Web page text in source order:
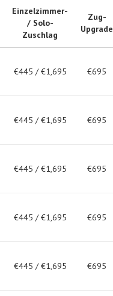
Einzelzimmer-
/ Solo-
Zuschlag
Zug-
Upgrade
€445 / €1,695 €695
€445 / €1,695 €695
€445 / €1,695 €695
€445 / €1,695 €695
€445 / €1,695 €695